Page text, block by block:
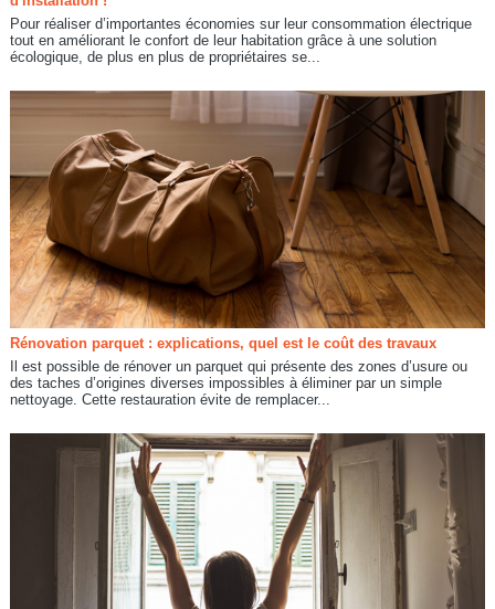
Pour réaliser d’importantes économies sur leur consommation électrique
tout en améliorant le confort de leur habitation grâce à une solution
écologique, de plus en plus de propriétaires se...
Rénovation parquet : explications, quel est le coût des travaux
Il est possible de rénover un parquet qui présente des zones d’usure ou
des taches d’origines diverses impossibles à éliminer par un simple
nettoyage. Cette restauration évite de remplacer...